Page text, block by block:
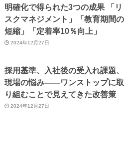
明確化で得られた3つの成果 「リ
スクマネジメント」「教育期間の
短縮」「定着率10％向上」
2024年12月27日
採用基準、入社後の受入れ課題、
現場の悩み――ワンストップに取
り組むことで見えてきた改善策
2024年12月27日